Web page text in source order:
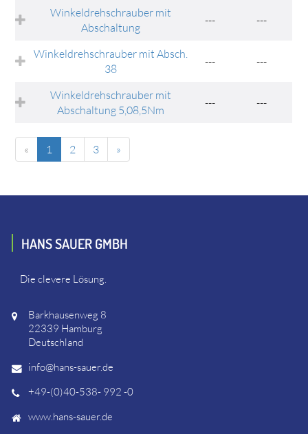
Winkeldrehschrauber mit
Abschaltung
--- ---
Winkeldrehschrauber mit Absch.
38
--- ---
Winkeldrehschrauber mit
Abschaltung 5,08,5Nm
--- ---
« 1 2 3 »
HANS SAUER GMBH
Die clevere Lösung.
Barkhausenweg 8
22339 Hamburg
Deutschland
info@hans-sauer.de
+49-(0)40-538- 992 -0
www.hans-sauer.de